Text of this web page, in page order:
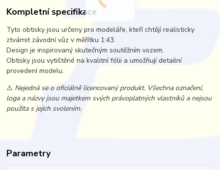
Kompletní specifikace
Tyto obtisky jsou určeny pro modeláře, kteří chtějí realisticky
ztvárnit závodní vůz v měřítku 1:43.
Design je inspirovaný skutečným soutěžním vozem.
Obtisky jsou vytištěné na kvalitní fólii a umožňují detailní
provedení modelu.
⚠️ Nejedná se o oficiálně licencovaný produkt. Všechna označení,
loga a názvy jsou majetkem svých právoplatných vlastníků a nejsou
použita s jejich svolením.
Parametry